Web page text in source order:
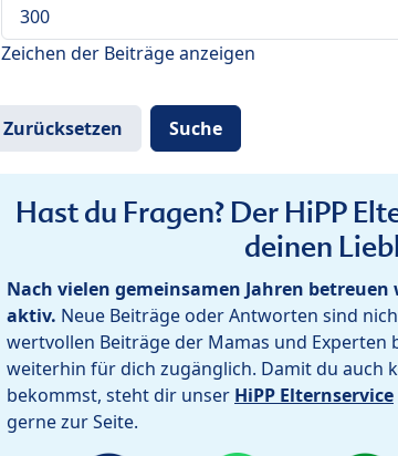
Zeichen der Beiträge anzeigen
Hast du Fragen? Der HiPP
deinen
Nach vielen gemeinsamen Jahren
aktiv. Neue Beiträge oder Antworten sind
wertvollen Beiträge der Mamas und Experten
weiterhin für dich zugänglich. Damit du auch
bekommst, steht dir unser HiPP Elternservice
gerne zur Seite.